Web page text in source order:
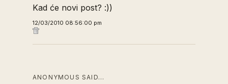
Kad će novi post? :))
12/03/2010 08:56:00 pm
ANONYMOUS SAID…